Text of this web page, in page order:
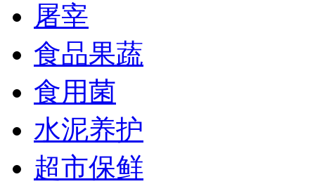
屠宰
食品果蔬
食用菌
水泥养护
超市保鲜